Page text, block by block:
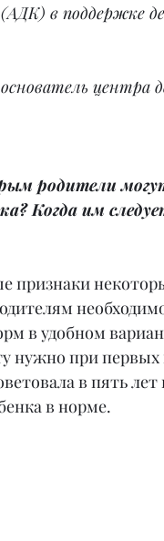
в поддержке
центра
родители
Когда им
признаки
в удобном
нужно при первых
в пять лет
в норме.